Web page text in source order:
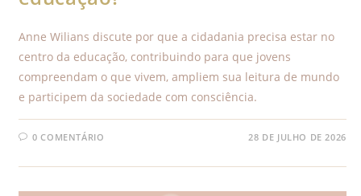
Anne Wilians discute por que a cidadania precisa estar no
centro da educação, contribuindo para que jovens
compreendam o que vivem, ampliem sua leitura de mundo
e participem da sociedade com consciência.
0 COMENTÁRIO 28 DE JULHO DE 2026